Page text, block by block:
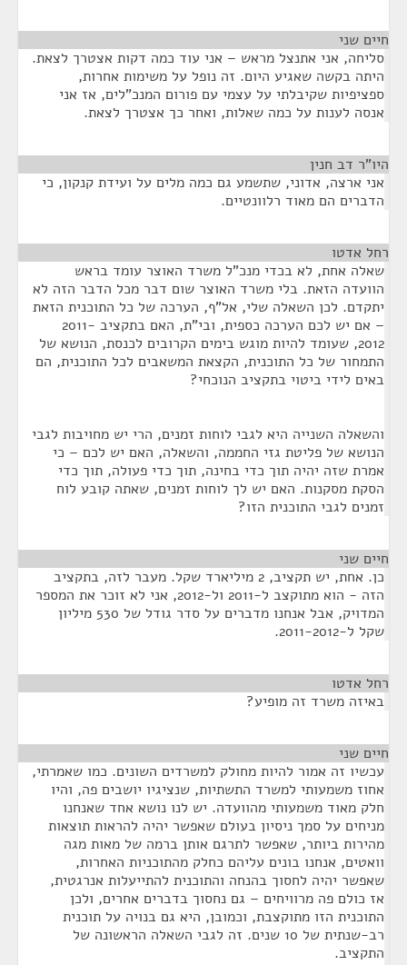
חיים שני
סליחה, אני אתנצל מראש – אני עוד כמה דקות אצטרך לצאת.
היתה בקשה שאגיע היום. זה נופל על משימות אחרות,
ספציפיות שקיבלתי על עצמי עם פורום המנכ"לים, אז אני
אנסה לענות על כמה שאלות, ואחר כך אצטרך לצאת.
היו"ר דב חנין
אני ארצה, אדוני, שתשמע גם כמה מלים על ועידת קנקון, כי
הדברים הם מאוד רלוונטיים.
רחל אדטו
שאלה אחת, לא בכדי מנכ"ל משרד האוצר עומד בראש
הוועדה הזאת. בלי משרד האוצר שום דבר מכל הדבר הזה לא
יתקדם. לכן השאלה שלי, אל"ף, הערכה של כל התוכנית הזאת
– אם יש לכם הערכה כספית, ובי"ת, האם בתקציב 2011-
2012, שעומד להיות מוגש בימים הקרובים לכנסת, הנושא של
התמחור של כל התוכנית, הקצאת המשאבים לכל התוכנית, הם
באים לידי ביטוי בתקציב הנוכחי?
והשאלה השנייה היא לגבי לוחות זמנים, הרי יש מחויבות לגבי
הנושא של פליטת גזי החממה, והשאלה, האם יש לכם – כי
אמרת שזה יהיה תוך כדי בחינה, תוך כדי פעולה, תוך כדי
הסקת מסקנות. האם יש לך לוחות זמנים, שאתה קובע לוח
זמנים לגבי התוכנית הזו?
חיים שני
כן. אחת, יש תקציב, 2 מיליארד שקל. מעבר לזה, בתקציב
הזה - הוא מתוקצב ל-2011 ול-2012, אני לא זוכר את המספר
המדויק, אבל אנחנו מדברים על סדר גודל של 530 מיליון
שקל ל-2011-2012.
רחל אדטו
באיזה משרד זה מופיע?
חיים שני
עכשיו זה אמור להיות מחולק למשרדים השונים. כמו שאמרתי,
אחוז משמעותי למשרד התשתיות, שנציגיו יושבים פה, והיו
חלק מאוד משמעותי מהוועדה. יש לנו נושא אחד שאנחנו
מניחים על סמך ניסיון בעולם שאפשר יהיה להראות תוצאות
מהירות ביותר, שאפשר לתרגם אותן ברמה של מאות מגה
וואטים, אנחנו בונים עליהם כחלק מהתוכניות האחרות,
שאפשר יהיה לחסוך בהנחה והתוכנית להתייעלות אנרגטית,
אז כולם פה מרוויחים – גם נחסוך בדברים אחרים, ולכן
התוכנית הזו מתוקצבת, וכמובן, היא גם בנויה על תוכנית
רב-שנתית של 10 שנים. זה לגבי השאלה הראשונה של
התקציב.